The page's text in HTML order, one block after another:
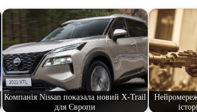
Компанія Nissan показала новий X-Trail
для Європи